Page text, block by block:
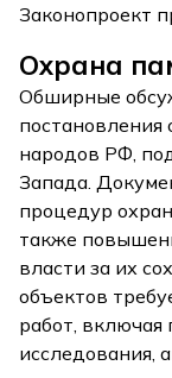
Законопроект
Охрана
Обширные
постановления
народов РФ,
Запада.
процедур
также
власти за их
объектов
работ, включая
исследования,